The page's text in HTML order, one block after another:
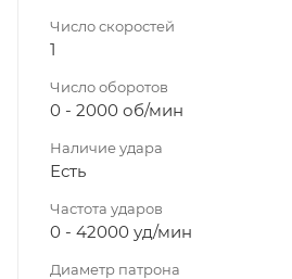
Число скоростей
1
Число оборотов
0 - 2000 об/мин
Наличие удара
Есть
Частота ударов
0 - 42000 уд/мин
Диаметр патрона